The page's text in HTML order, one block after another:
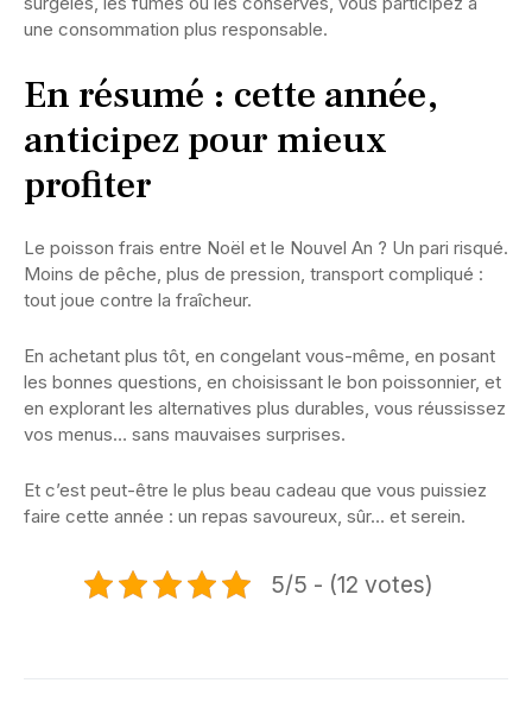
une consommation plus responsable.
En résumé : cette année,
anticipez pour mieux
profiter
Le poisson frais entre Noël et le Nouvel An ? Un pari risqué.
Moins de pêche, plus de pression, transport compliqué :
tout joue contre la fraîcheur.
En achetant plus tôt, en congelant vous-même, en posant
les bonnes questions, en choisissant le bon poissonnier, et
en explorant les alternatives plus durables, vous réussissez
vos menus… sans mauvaises surprises.
Et c’est peut-être le plus beau cadeau que vous puissiez
faire cette année : un repas savoureux, sûr… et serein.
5/5 - (12 votes)